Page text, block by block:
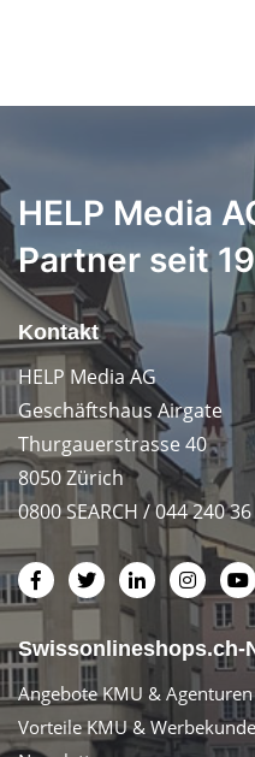
HELP Media
Partner seit
Kontakt
HELP Media AG
Geschäftshaus Airgate
Thurgauerstrasse 40
8050 Zürich
0800 SEARCH / 044 240
Swissonlineshops.ch-
Angebote KMU & Agenturen
Vorteile KMU &